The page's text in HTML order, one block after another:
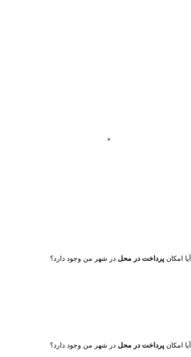
آیا امکانپرداخت در محل در شهر من وجود دارد؟
آیا امکانپرداخت در محل در شهر من وجود دارد؟